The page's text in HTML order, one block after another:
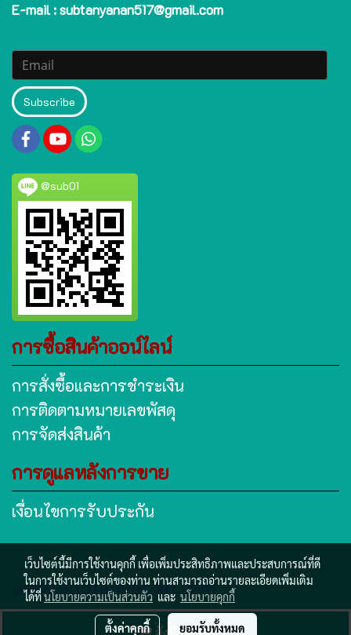
E-mail : subtanyanan517@gmail.com
Subscribe
@sub01
การซื้อสินค้าออน์ไลน์
การสั่งซื้อและการชำระเงิน
การติดตามหมายเลขพัสดุ
การจัดส่งสินค้า
การดูแลหลังการขาย
เงื่อนไขการรับประกัน
www.subtanyanan.com
ผู้เข้าชมวันนี้ 370
เว็บไซต์นี้มีการใช้งานคุกกี้ เพื่อเพิ่มประสิทธิภาพและประสบการณ์ที่ดี
ในการใช้งานเว็บไซต์ของท่าน ท่านสามารถอ่านรายละเอียดเพิ่มเติม
ได้ที่นโยบายความเป็นส่วนตัว และ นโยบายคุกกี้
ตั้งค่าคุกกี้ ยอมรับทั้งหมด